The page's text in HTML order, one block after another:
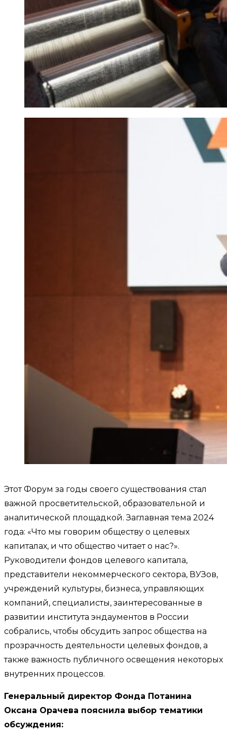
Этот Форум за годы своего существования стал
важной просветительской, образовательной и
аналитической площадкой. Заглавная тема 2024
года: «Что мы говорим обществу о целевых
капиталах, и что общество читает о нас?».
Руководители фондов целевого капитала,
представители некоммерческого сектора, ВУЗов,
учреждений культуры, бизнеса, управляющих
компаний, специалисты, заинтересованные в
развитии института эндаументов в России
собрались, чтобы обсудить запрос общества на
прозрачность деятельности целевых фондов, а
также важность публичного освещения некоторых
внутренних процессов.
Генеральный директор Фонда Потанина
Оксана Орачева пояснила выбор тематики
обсуждения: